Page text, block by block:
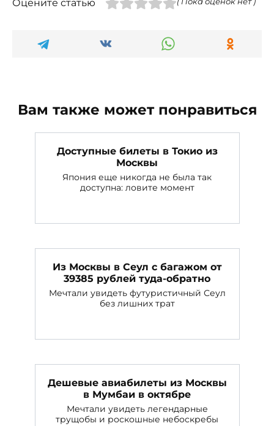
Оцените статью
Вам также может понравиться
Доступные билеты в Токио из
Москвы
Япония еще никогда не была так
доступна: ловите момент
Из Москвы в Сеул с багажом от
39385 рублей туда-обратно
Мечтали увидеть футуристичный Сеул
без лишних трат
Дешевые авиабилеты из Москвы
в Мумбаи в октябре
Мечтали увидеть легендарные
трущобы и роскошные небоскребы